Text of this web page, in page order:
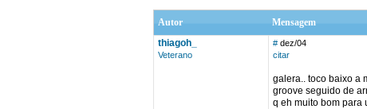
Autor
Mensagem
thiagoh_
Veterano
# dez/04
citar
galera.. toco baixo a
groove seguido de
q eh muito bom para